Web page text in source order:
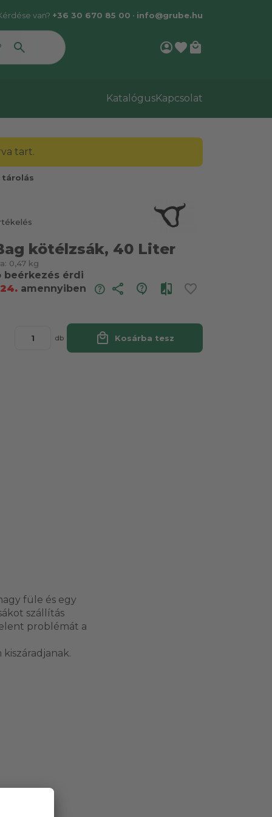
van? +36 30 670 85 00 • info@grube.hu
account_circlefavorite local_mall
KatalógusKapcsolat
tart.
tárolás
kötélzsák, 40 Liter
0,47 kg
beérkezés érdi
amennyiben
share
db local_mall Kosárba tesz
füle és egy
szállítás
problémát a